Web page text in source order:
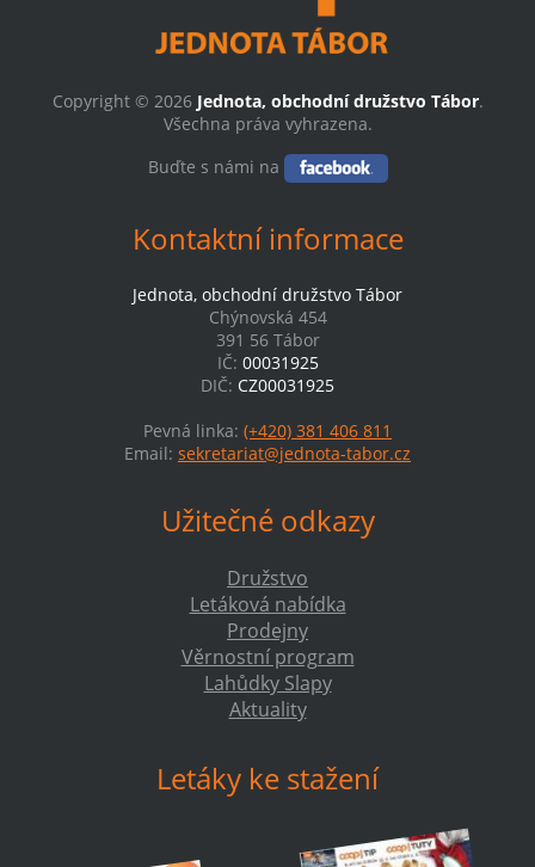
Copyright © 2026 Jednota, obchodní družstvo Tábor.
Všechna práva vyhrazena.
Buďte s námi na
Kontaktní informace
Jednota, obchodní družstvo Tábor
Chýnovská 454
391 56 Tábor
IČ: 00031925
DIČ: CZ00031925
Pevná linka: (+420) 381 406 811
Email: sekretariat@jednota-tabor.cz
Užitečné odkazy
Družstvo
Letáková nabídka
Prodejny
Věrnostní program
Lahůdky Slapy
Aktuality
Letáky ke stažení